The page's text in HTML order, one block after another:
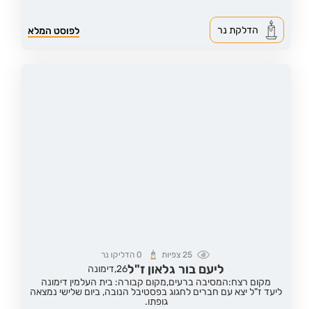
לפוסט המלא הדלקת נר
25 צפיות 0הדליקו נר
ליעם בור גלאון ז"ל26,דימונה
מקום רצח:המסיבה ברעים,מקום קבורה: בית העלמין דימונה
ליעד ז"ל יצא עם חברים לחגוג בפסטיבל הנובה, ביום שלישי נמצאה
גופתו.